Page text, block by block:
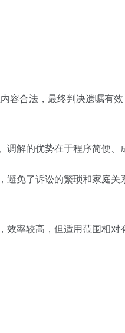
容合法，最终判决遗嘱有效
解的优势在于程序简便、
免了诉讼的繁琐和家庭关
率较高，但适用范围相对